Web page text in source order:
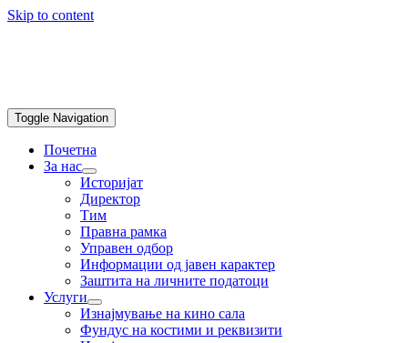
Skip to content
Toggle Navigation
Почетна
За нас
Историјат
Директор
Тим
Правна рамка
Управен одбор
Информации од јавен карактер
Заштита на личните податоци
Услуги
Изнајмување на кино сала
Фундус на костими и реквизити